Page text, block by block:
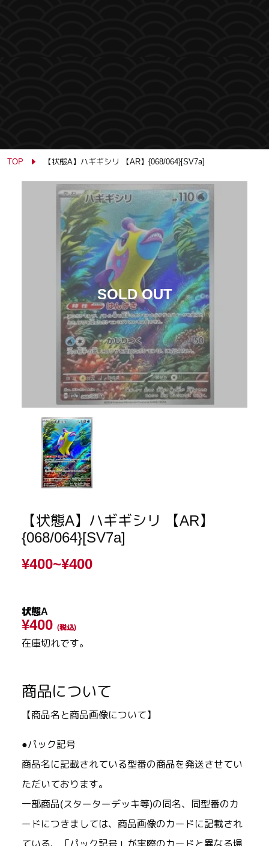
TOP 【状態A】ハギギシリ 【AR】{068/064}[SV7a]
【状態A】ハギギシリ 【AR】
{068/064}[SV7a]
¥400~¥400
状態A
¥400 (税込)
在庫切れです。
商品について
【商品名と商品画像について】
●パック記号
商品名に記載されている型番の商品を発送させてい
ただいております。
一部商品(スターターデッキ等)の同名、同型番のカ
ードにつきましては、商品画像のカードに記載され
ている、「パック記号」が実際のカードと異なる場